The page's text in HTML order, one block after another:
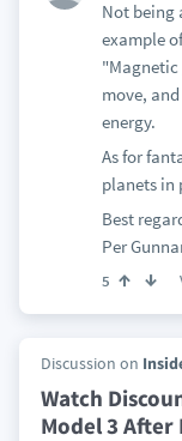
Not being
example
"Magnetic
move,
energy.
As for
planets in
Best
Per
5
Discussion on
Watch
Model 3 After